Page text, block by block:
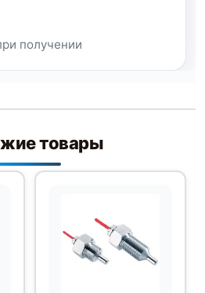
получении
товары